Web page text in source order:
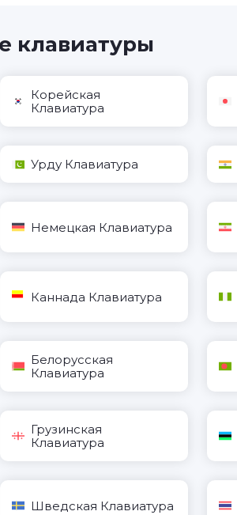
клавиатуры
Корейская
Клавиатура
Урду Клавиатура
Немецкая Клавиатура
Каннада Клавиатура
Белорусская
Клавиатура
Грузинская
Клавиатура
Шведская Клавиатура